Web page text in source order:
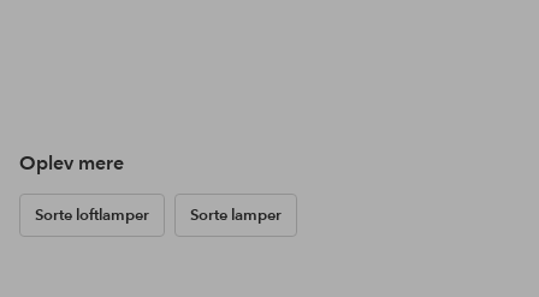
Oplev mere
Sorte loftlamper Sorte lamper